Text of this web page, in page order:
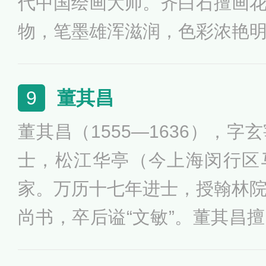
物，笔墨雄浑滋润，色彩浓艳
隶，取法于秦汉碑版，行书饶
家，善写诗文。代表作有《蛙
虾》等。著有《白石诗草》、
9 董其昌
董其昌（1555—1636），字
士，松江华亭（今上海闵行
家。万历十七年进士，授翰林
尚书，卒后谥“文敏”。董其昌